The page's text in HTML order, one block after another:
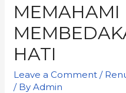
MEMAHAMI
HATI
Leave a Comment /
/ ByAdmin